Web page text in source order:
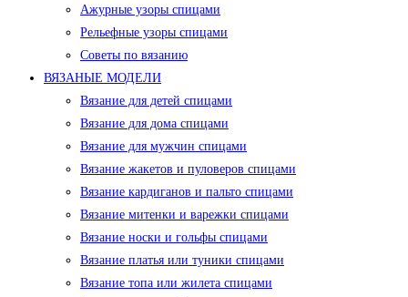
Ажурные узоры спицами
Рельефные узоры спицами
Советы по вязанию
ВЯЗАНЫЕ МОДЕЛИ
Вязание для детей спицами
Вязание для дома спицами
Вязание для мужчин спицами
Вязание жакетов и пуловеров спицами
Вязание кардиганов и пальто спицами
Вязание митенки и варежки спицами
Вязание носки и гольфы спицами
Вязание платья или туники спицами
Вязание топа или жилета спицами